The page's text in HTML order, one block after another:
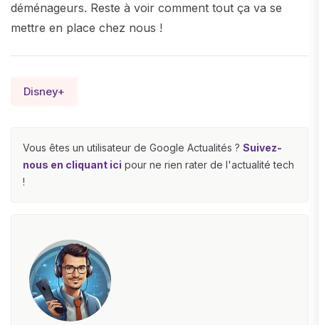
déménageurs. Reste à voir comment tout ça va se
mettre en place chez nous !
Disney+
Vous êtes un utilisateur de Google Actualités ? Suivez-
nous en cliquant ici pour ne rien rater de l'actualité tech
!